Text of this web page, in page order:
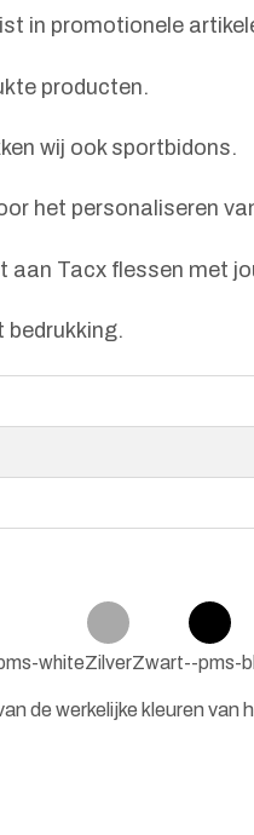
in promotionele
producten.
wij ook sportbidons.
het personaliseren
aan Tacx flessen met
bedrukking.
whiteZilverZwart--pms-
de werkelijke kleuren van